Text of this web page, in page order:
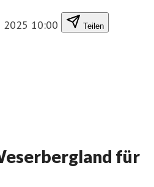
2025 10:00 Teilen
für